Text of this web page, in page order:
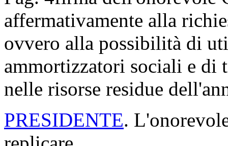
affermativamente alla
ovvero alla possibilità di
ammortizzatori sociali e di
nelle risorse residue
PRESIDENTE.